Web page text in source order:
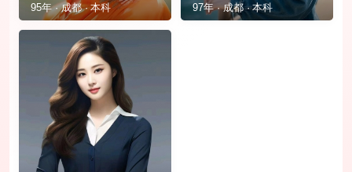
95年 · 成都 · 本科 97年 · 成都 · 本科